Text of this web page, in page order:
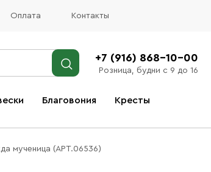
Оплата Контакты
+7 (916) 868-10-00
Розница, будни с 9 до 16
Благовония Кресты
мученица (АРТ.06536)